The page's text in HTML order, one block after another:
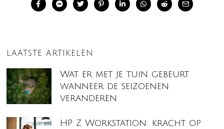
LAATSTE ARTIKELEN
Wat er met je tuin gebeurt
wanneer de seizoenen
veranderen
HP Z Workstation: kracht op